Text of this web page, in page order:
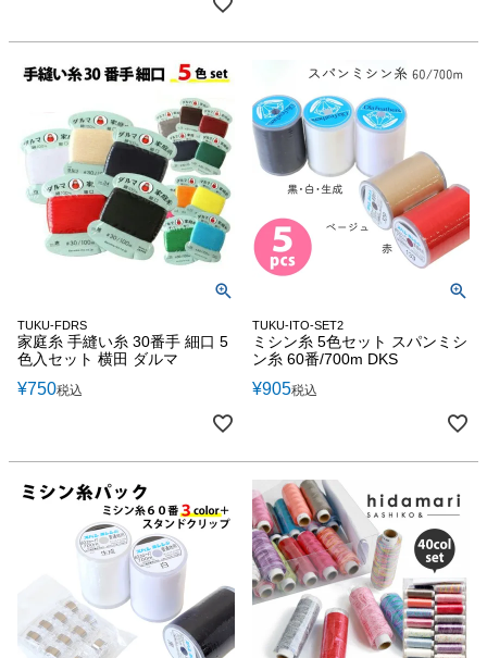
TUKU-FDRS
家庭糸 手縫い糸 30番手 細口 5
色入セット 横田 ダルマ
¥750税込
TUKU-ITO-SET2
ミシン糸 5色セット スパンミシ
ン糸 60番/700m DKS
¥905税込